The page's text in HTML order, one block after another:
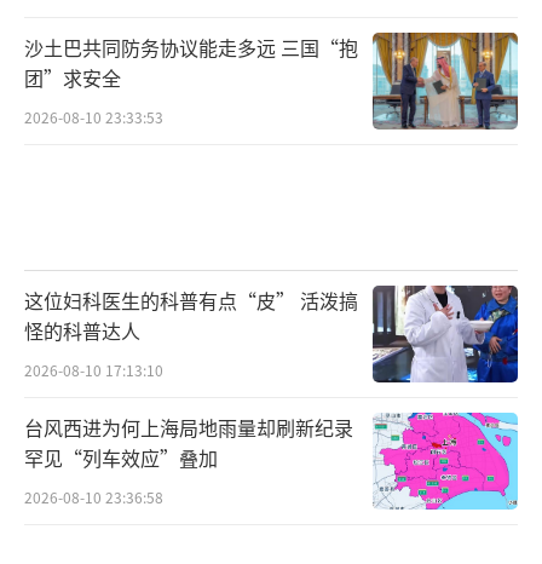
沙土巴共同防务协议能走多远 三国“抱
团”求安全
2026-08-10 23:33:53
这位妇科医生的科普有点“皮” 活泼搞
怪的科普达人
2026-08-10 17:13:10
台风西进为何上海局地雨量却刷新纪录
罕见“列车效应”叠加
2026-08-10 23:36:58